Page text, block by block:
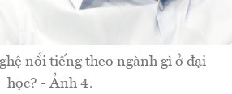
nổi tiếng theo ngành gì ở đại
học? - Ảnh 4.